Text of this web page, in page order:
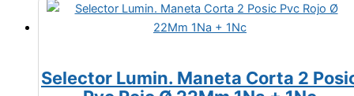
Selector Lumin. Maneta Corta 2